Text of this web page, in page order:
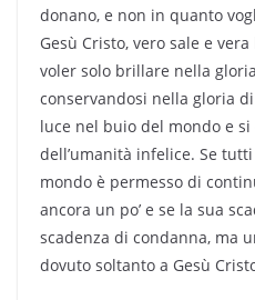
donano, e non in quanto
Gesù Cristo, vero sale e
voler solo brillare nella
conservandosi nella gloria
luce nel buio del mondo e
dell’umanità infelice. Se
mondo è permesso di
ancora un po’ e se la sua
scadenza di condanna, ma
dovuto soltanto a Gesù